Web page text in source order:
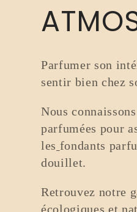
K
a
t
e
g
o
Parfumer son
sentir bien chez
Nous
parfumées pour
les fondants
douillet.
Retrouvez notre
écologiques et